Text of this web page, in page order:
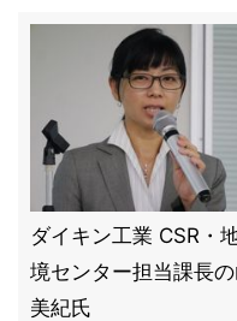
ダイキン工業 CSR・
境センター担当課長
美紀氏